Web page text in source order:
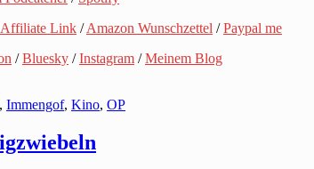
Affiliate Link /Amazon Wunschzettel /Paypal me
/Bluesky /Instagram /Meinem Blog
, Immengof, Kino, OP